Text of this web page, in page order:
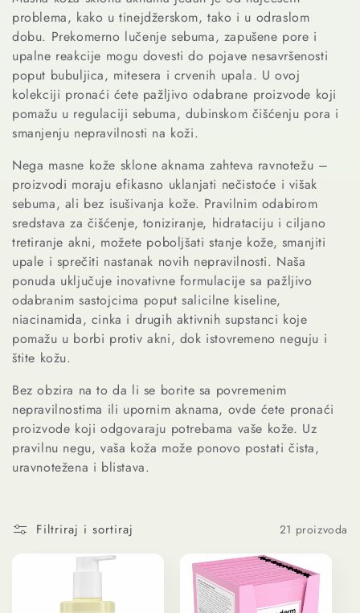
c
t
i
o
n
:
problema, kako u tinejdžerskom, tako i u odraslom
dobu. Prekomerno lučenje sebuma, zapušene pore i
upalne reakcije mogu dovesti do pojave nesavršenosti
poput bubuljica, mitesera i crvenih upala. U ovoj
kolekciji pronaći ćete pažljivo odabrane proizvode koji
pomažu u regulaciji sebuma, dubinskom čišćenju pora i
smanjenju nepravilnosti na koži.
Nega masne kože sklone aknama zahteva ravnotežu –
proizvodi moraju efikasno uklanjati nečistoće i višak
sebuma, ali bez isušivanja kože. Pravilnim odabirom
sredstava za čišćenje, toniziranje, hidrataciju i ciljano
tretiranje akni, možete poboljšati stanje kože, smanjiti
upale i sprečiti nastanak novih nepravilnosti. Naša
ponuda uključuje inovativne formulacije sa pažljivo
odabranim sastojcima poput salicilne kiseline,
niacinamida, cinka i drugih aktivnih supstanci koje
pomažu u borbi protiv akni, dok istovremeno neguju i
štite kožu.
Bez obzira na to da li se borite sa povremenim
nepravilnostima ili upornim aknama, ovde ćete pronaći
proizvode koji odgovaraju potrebama vaše kože. Uz
pravilnu negu, vaša koža može ponovo postati čista,
uravnotežena i blistava.
Filtriraj i sortiraj 21 proizvoda